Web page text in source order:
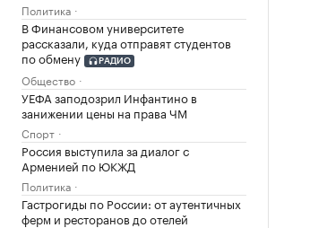
Политика
В Финансовом университете
рассказали, куда отправят студентов
по обмену
РАДИО
Общество
УЕФА заподозрил Инфантино в
занижении цены на права ЧМ
Спорт
Россия выступила за диалог с
Арменией по ЮКЖД
Политика
Гастрогиды по России: от аутентичных
ферм и ресторанов до отелей